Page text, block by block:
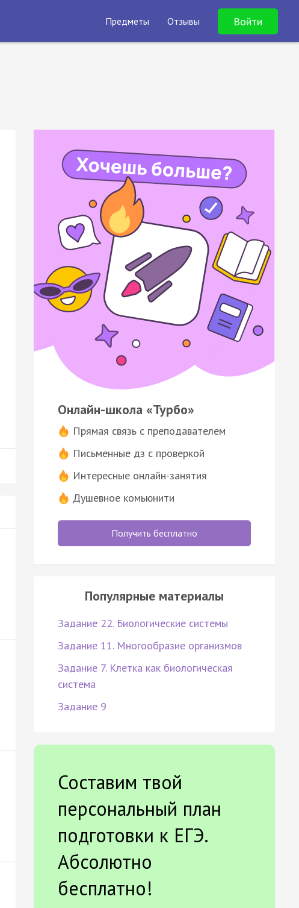
Предметы Отзывы Войти
Онлайн-школа «Турбо»
Прямая связь с преподавателем
Письменные дз с проверкой
Интересные онлайн-занятия
Душевное комьюнити
Получить бесплатно
Популярные материалы
Задание 22. Биологические системы
Задание 11. Многообразие организмов
Задание 7. Клетка как биологическая
система
Задание 9
Составим твой
персональный план
подготовки к ЕГЭ.
Абсолютно
бесплатно!